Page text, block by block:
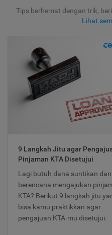
Tips berhemat dengan trik,
Lihat
9 Langkah Jitu agar
Pinjaman KTA Disetujui
Lagi butuh dana suntikan dan
berencana mengajukan
KTA? Berikut 9 langkah jitu
bisa kamu praktikkan agar
pengajuan KTA-mu disetujui.